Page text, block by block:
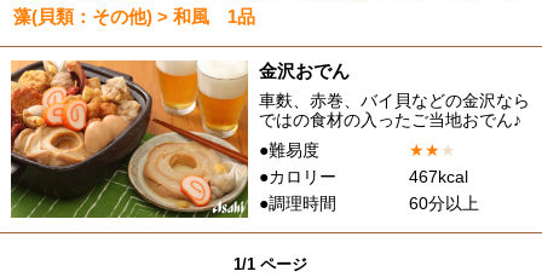
藻(貝類：その他) > 和風 1品
金沢おでん
車麩、赤巻、バイ貝などの金沢なら
ではの食材の入ったご当地おでん♪
●難易度
★★★
●カロリー
467kcal
●調理時間
60分以上
1/1 ページ